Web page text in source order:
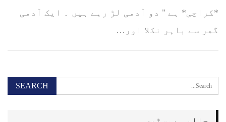
*ﮐﺮﺍﭼﯽ* ﮨﮯ " ﺩﻭ ﺁﺩﻣﯽ ﻟﮍ ﺭﮨﮯ ﮨﯿﮟ ۔ ﺍﯾﮏ ﺁﺩﻣﯽ
ﮔﮭﺮ ﺳﮯ ﺑﺎﮨﺮ ﻧﮑﻼ ﺍﻭﺭ…